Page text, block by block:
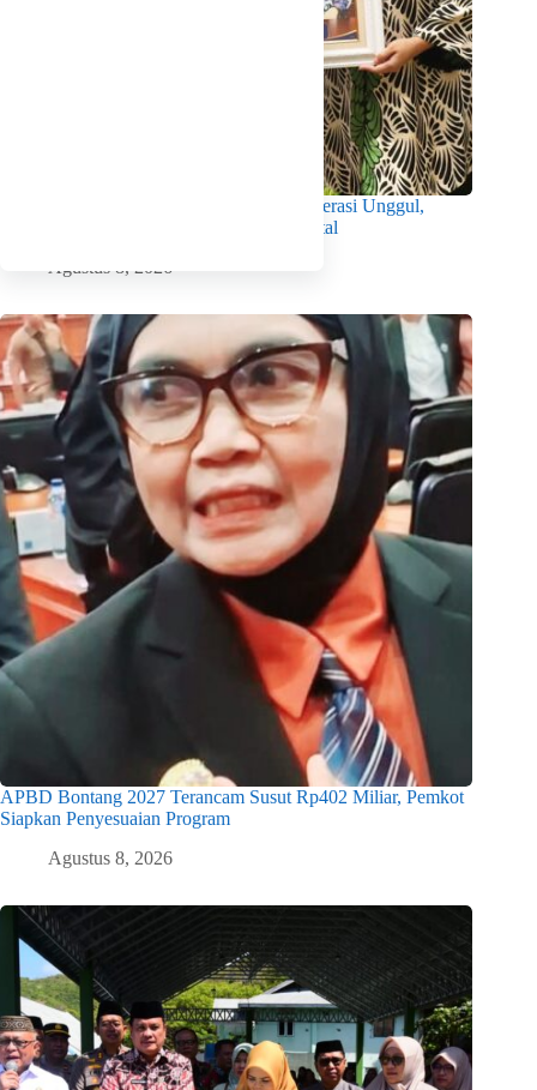
Wabup Intan Dorong Mahasiswa Jadi Generasi Unggul,
Berkarakter dan Sadar Hukum di Era Digital
Agustus 8, 2026
APBD Bontang 2027 Terancam Susut Rp402 Miliar, Pemkot
Siapkan Penyesuaian Program
Agustus 8, 2026